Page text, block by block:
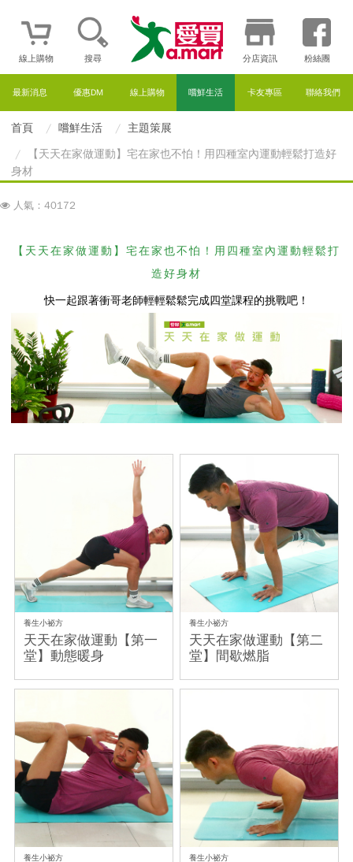
線上購物 搜尋 分店資訊 粉絲團
最新消息 優惠DM 線上購物 嚐鮮生活 卡友專區 聯絡我們
首頁 嚐鮮生活
主題策展
【天天在家做運動】宅在家也不怕！用四種室內運動輕鬆打造好
身材
人氣：40172
【天天在家做運動】宅在家也不怕！用四種室內運動輕鬆打
造好身材
快一起跟著衝哥老師輕輕鬆鬆完成四堂課程的挑戰吧！
養生小祕方
天天在家做運動【第一
堂】動態暖身
養生小祕方
天天在家做運動【第二
堂】間歇燃脂
養生小祕方 養生小祕方